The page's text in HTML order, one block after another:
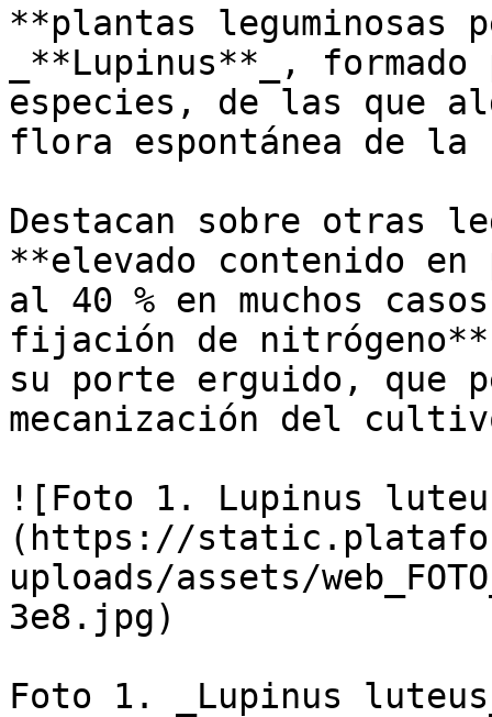
**plantas leguminosas
_**Lupinus**_,
especies, de las que
flora espontánea de
Destacan sobre otras
**elevado contenido
al 40 % en muchos
fijación de
su porte erguido, que
mecanización del
![Foto 1. Lupinus
(https://
uploads/assets/
3e8.jpg)
Foto 1. _Lupinus